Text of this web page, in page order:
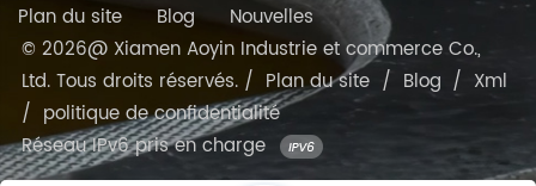
Plan du site Blog
Nouvelles
© 2026@ Xiamen Aoyin Industrie et commerce Co.,
Ltd. Tous droits réservés. / Plan du site / Blog / Xml
/ politique de confidentialité
Réseau IPv6 pris en charge